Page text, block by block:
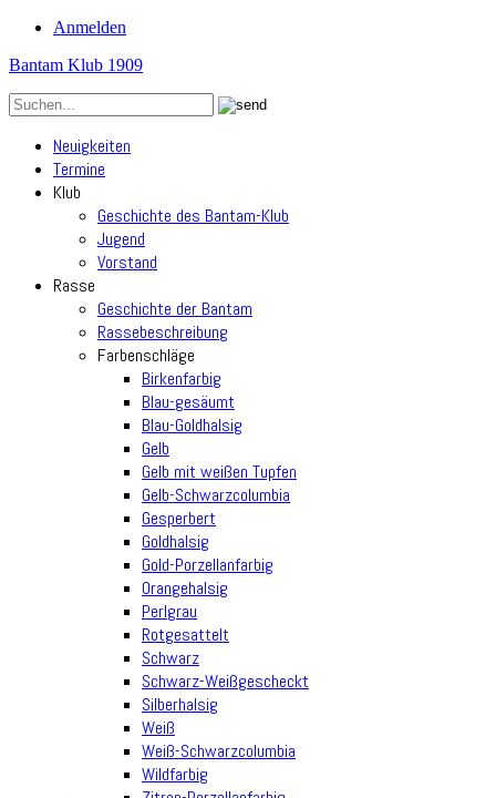
Anmelden
Bantam Klub 1909
Neuigkeiten
Termine
Klub
Geschichte des Bantam-Klub
Jugend
Vorstand
Rasse
Geschichte der Bantam
Rassebeschreibung
Farbenschläge
Birkenfarbig
Blau-gesäumt
Blau-Goldhalsig
Gelb
Gelb mit weißen Tupfen
Gelb-Schwarzcolumbia
Gesperbert
Goldhalsig
Gold-Porzellanfarbig
Orangehalsig
Perlgrau
Rotgesattelt
Schwarz
Schwarz-Weißgescheckt
Silberhalsig
Weiß
Weiß-Schwarzcolumbia
Wildfarbig